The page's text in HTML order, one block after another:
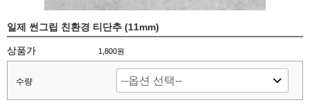
일제 썬그립 친환경 티단추 (11mm)
상품가 1,800원
수량